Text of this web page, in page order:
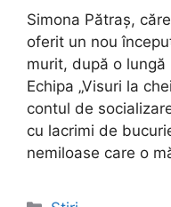
Simona Pătraș,
oferit un nou
murit, după o
Echipa „Visuri la
contul de
cu lacrimi de
nemiloase care o